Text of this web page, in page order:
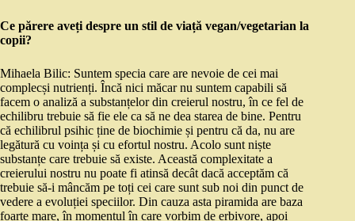
Ce părere aveți despre un stil de viață vegan/vegetarian la
copii?
Mihaela Bilic: Suntem specia care are nevoie de cei mai
complecși nutrienți. Încă nici măcar nu suntem capabili să
facem o analiză a substanțelor din creierul nostru, în ce fel de
echilibru trebuie să fie ele ca să ne dea starea de bine. Pentru
că echilibrul psihic ține de biochimie și pentru că da, nu are
legătură cu voința și cu efortul nostru. Acolo sunt niște
substanțe care trebuie să existe. Această complexitate a
creierului nostru nu poate fi atinsă decât dacă acceptăm că
trebuie să-i mâncăm pe toți cei care sunt sub noi din punct de
vedere a evoluției speciilor. Din cauza asta piramida are baza
foarte mare, în momentul în care vorbim de erbivore, apoi